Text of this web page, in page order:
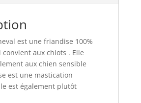
est une friandise 100%
aux chiots . Elle
aux chien sensible
est une mastication
est également plutôt